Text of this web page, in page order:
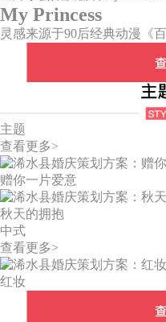
My Princess
主题
查看更多>
赠你一片爱意
秋天的拥抱
中式
查看更多>
红妆